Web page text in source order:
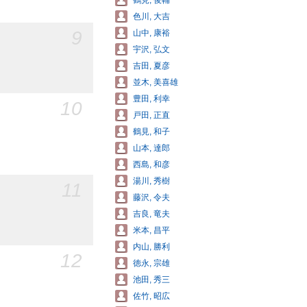
10
12
色川, 大吉
山中, 康裕
宇沢, 弘文
吉田, 夏彦
並木, 美喜雄
豊田, 利幸
戸田, 正直
鶴見, 和子
山本, 達郎
西島, 和彦
湯川, 秀樹
藤沢, 令夫
吉良, 竜夫
米本, 昌平
内山, 勝利
徳永, 宗雄
池田, 秀三
佐竹, 昭広